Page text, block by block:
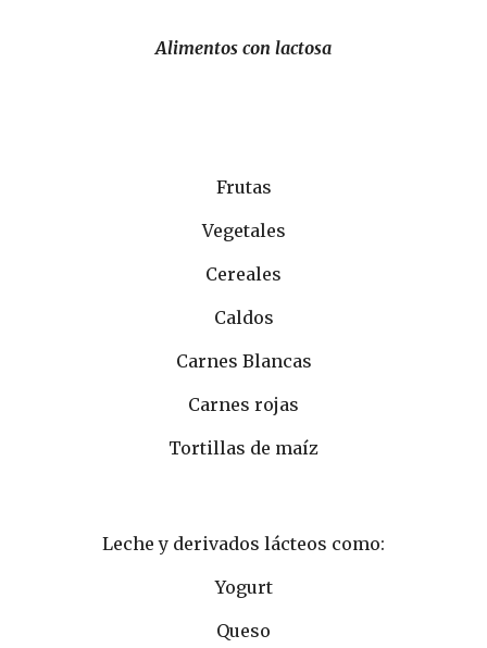
Alimentos con lactosa
Frutas
Vegetales
Cereales
Caldos
Carnes Blancas
Carnes rojas
Tortillas de maíz
Leche y derivados lácteos como:
Yogurt
Queso